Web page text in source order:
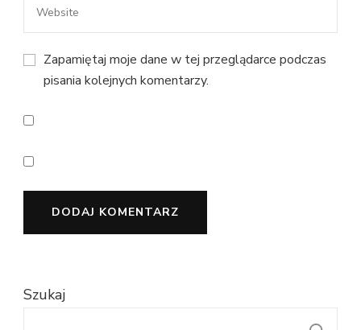
Zapamiętaj moje dane w tej przeglądarce podczas
pisania kolejnych komentarzy.
Szukaj